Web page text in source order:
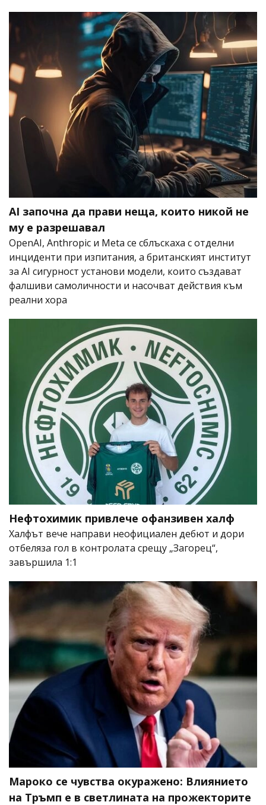
AI започна да прави неща, които никой не
му е разрешавал
OpenAI, Anthropic и Meta се сблъскаха с отделни
инциденти при изпитания, а британският институт
за AI сигурност установи модели, които създават
фалшиви самоличности и насочват действия към
реални хора
Нефтохимик привлече офанзивен халф
Халфът вече направи неофициален дебют и дори
отбеляза гол в контролата срещу „Загорец“,
завършила 1:1
Мароко се чувства окуражено: Влиянието
на Тръмп е в светлината на прожекторите